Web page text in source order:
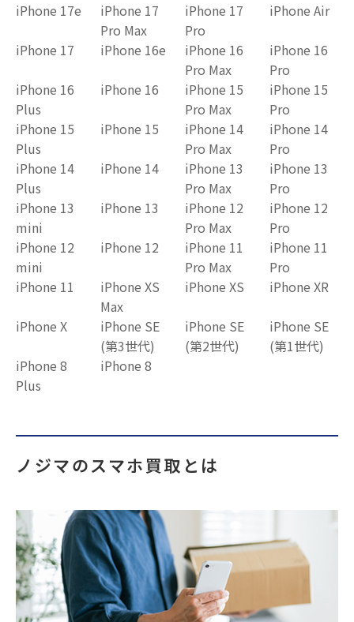
iPhone 17e
iPhone 17
Pro Max
iPhone 17
Pro
iPhone Air
iPhone 17 iPhone 16e
iPhone 16
Pro Max
iPhone 16
Pro
iPhone 16
Plus
iPhone 16
iPhone 15
Pro Max
iPhone 15
Pro
iPhone 15
Plus
iPhone 15
iPhone 14
Pro Max
iPhone 14
Pro
iPhone 14
Plus
iPhone 14
iPhone 13
Pro Max
iPhone 13
Pro
iPhone 13
mini
iPhone 13
iPhone 12
Pro Max
iPhone 12
Pro
iPhone 12
mini
iPhone 12
iPhone 11
Pro Max
iPhone 11
Pro
iPhone 11
iPhone XS
Max
iPhone XS iPhone XR
iPhone X
iPhone SE
(第3世代)
iPhone SE
(第2世代)
iPhone SE
(第1世代)
iPhone 8
Plus
iPhone 8
ノジマのスマホ買取とは